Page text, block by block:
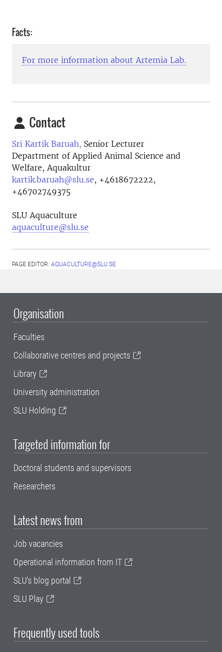
Facts:
For more information about Artemia Lab.
Contact
Sri Kartik Baruah, Senior Lecturer
Department of Applied Animal Science and
Welfare, Aquakultur
kartik.baruah@slu.se, +4618672222,
+46702749375
SLU Aquaculture
aquaculture@slu.se
PAGE EDITOR: AQUACULTURE@SLU.SE
Organisation
Faculties
Collaborative centres and projects
Library
University administration
SLU Holding
Targeted information for
Doctoral students and supervisors
Researchers
Latest news from
Job vacancies
Operational information from IT
SLU's blog portal
SLU Play
Frequently used tools